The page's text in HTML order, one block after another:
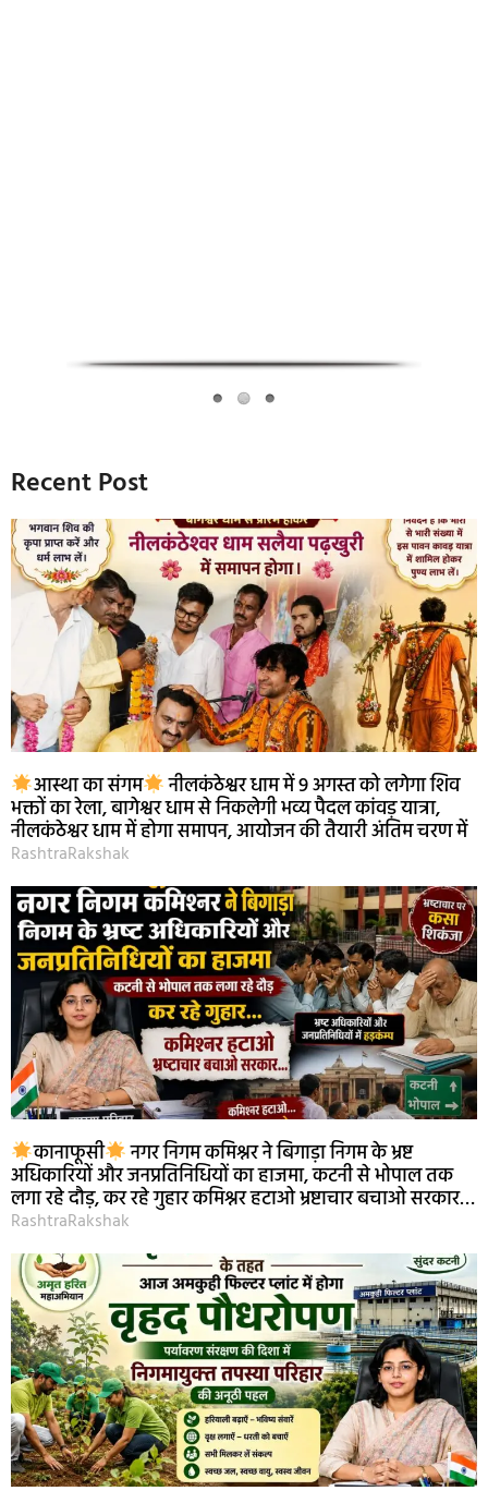
Recent Post
आस्था का संगम नीलकंठेश्वर धाम में 9 अगस्त को लगेगा शिव
भक्तों का रेला, बागेश्वर धाम से निकलेगी भव्य पैदल कांवड़ यात्रा,
नीलकंठेश्वर धाम में होगा समापन, आयोजन की तैयारी अंतिम चरण में
RashtraRakshak
कानाफूसी नगर निगम कमिश्नर ने बिगाड़ा निगम के भ्रष्ट
अधिकारियों और जनप्रतिनिधियों का हाजमा, कटनी से भोपाल तक
लगा रहे दौड़, कर रहे गुहार कमिश्नर हटाओ भ्रष्टाचार बचाओ सरकार…
RashtraRakshak